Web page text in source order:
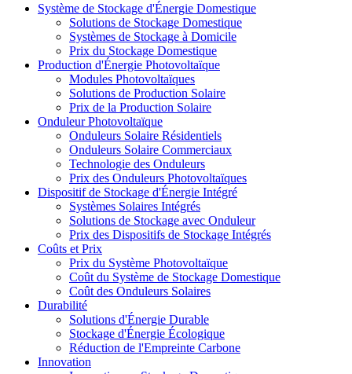
Système de Stockage d'Énergie Domestique
Solutions de Stockage Domestique
Systèmes de Stockage à Domicile
Prix du Stockage Domestique
Production d'Énergie Photovoltaïque
Modules Photovoltaïques
Solutions de Production Solaire
Prix de la Production Solaire
Onduleur Photovoltaïque
Onduleurs Solaire Résidentiels
Onduleurs Solaire Commerciaux
Technologie des Onduleurs
Prix des Onduleurs Photovoltaïques
Dispositif de Stockage d'Énergie Intégré
Systèmes Solaires Intégrés
Solutions de Stockage avec Onduleur
Prix des Dispositifs de Stockage Intégrés
Coûts et Prix
Prix du Système Photovoltaïque
Coût du Système de Stockage Domestique
Coût des Onduleurs Solaires
Durabilité
Solutions d'Énergie Durable
Stockage d'Énergie Écologique
Réduction de l'Empreinte Carbone
Innovation